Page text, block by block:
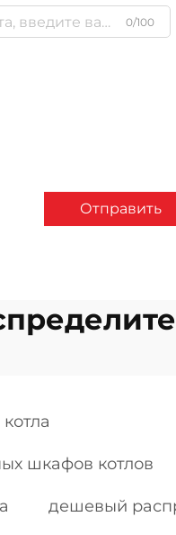
0/100
Отправить
шкафов котлов
дешевый